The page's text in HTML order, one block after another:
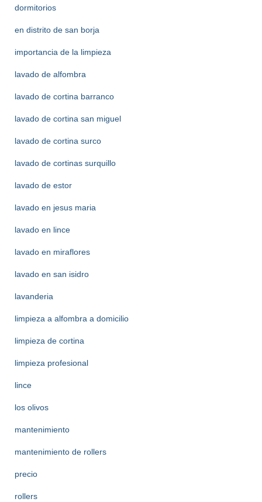
dormitorios
en distrito de san borja
importancia de la limpieza
lavado de alfombra
lavado de cortina barranco
lavado de cortina san miguel
lavado de cortina surco
lavado de cortinas surquillo
lavado de estor
lavado en jesus maria
lavado en lince
lavado en miraflores
lavado en san isidro
lavanderia
limpieza a alfombra a domicilio
limpieza de cortina
limpieza profesional
lince
los olivos
mantenimiento
mantenimiento de rollers
precio
rollers